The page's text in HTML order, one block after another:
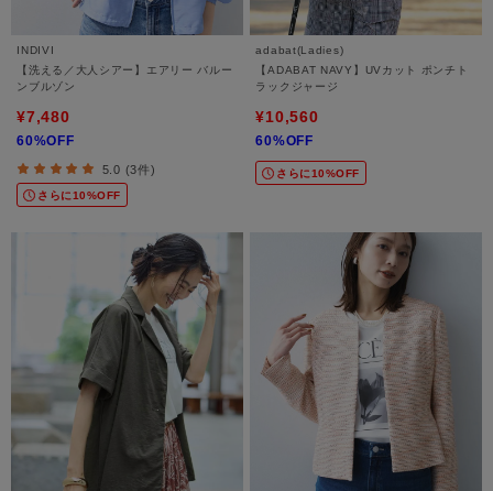
INDIVI
【洗える／大人シアー】エアリー バルー
ンブルゾン
¥7,480
60%OFF
5.0 (3件)
さらに10%OFF
adabat(Ladies)
【ADABAT NAVY】UVカット ポンチト
ラックジャージ
¥10,560
60%OFF
さらに10%OFF